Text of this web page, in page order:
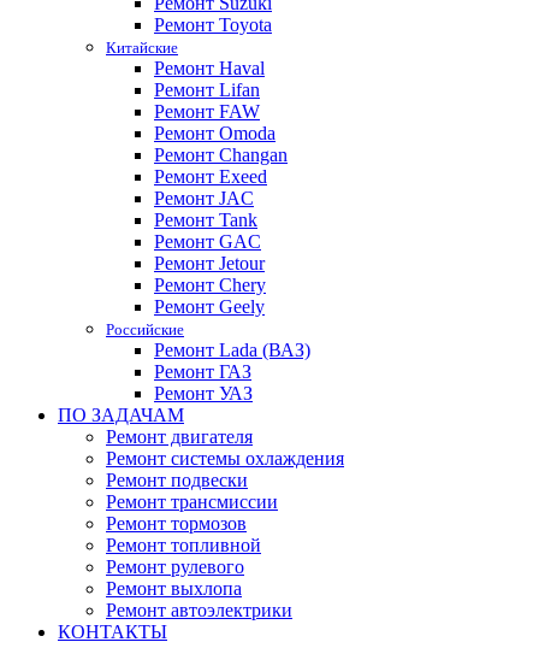
Ремонт Toyota
Китайские
Ремонт Haval
Ремонт Lifan
Ремонт FAW
Ремонт Omoda
Ремонт Changan
Ремонт Exeed
Ремонт JAC
Ремонт Tank
Ремонт GAC
Ремонт Jetour
Ремонт Chery
Ремонт Geely
Российские
Ремонт Lada (ВАЗ)
Ремонт ГАЗ
Ремонт УАЗ
ПО ЗАДАЧАМ
Ремонт двигателя
Ремонт системы охлаждения
Ремонт подвески
Ремонт трансмиссии
Ремонт тормозов
Ремонт топливной
Ремонт рулевого
Ремонт выхлопа
Ремонт автоэлектрики
КОНТАКТЫ